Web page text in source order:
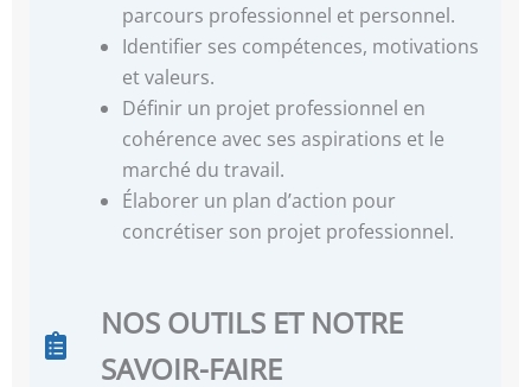
parcours professionnel et personnel.
Identifier ses compétences, motivations
et valeurs.
Définir un projet professionnel en
cohérence avec ses aspirations et le
marché du travail.
Élaborer un plan d’action pour
concrétiser son projet professionnel.
NOS OUTILS ET NOTRE
SAVOIR-FAIRE